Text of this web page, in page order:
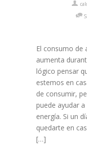
El consumo de
aumenta
lógico pensar
estemos en
de consumir,
puede ayudar
energía. Si un
quedarte en
[…]